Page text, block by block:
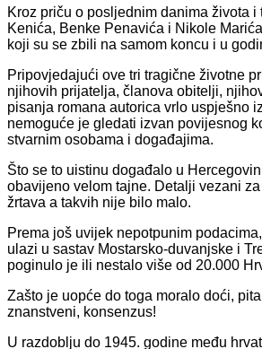
Kroz priču o posljednim danima života
Kenića, Benke Penavića i Nikole
koji su se zbili na samom koncu i u
Pripovjedajući ove tri tragične životne
njihovih prijatelja, članova obitelji,
pisanja romana autorica vrlo uspješno
nemoguće je gledati izvan povijesnog
stvarnim osobama i događajima.
Što se to uistinu događalo u
obavijeno velom tajne. Detalji vezani
žrtava a takvih nije bilo malo.
Prema još uvijek nepotpunim
ulazi u sastav Mostarsko-duvanjske i
poginulo je ili nestalo više od 20.000
Zašto je uopće do toga moralo doći,
znanstveni, konsenzus!
U razdoblju do 1945. godine među